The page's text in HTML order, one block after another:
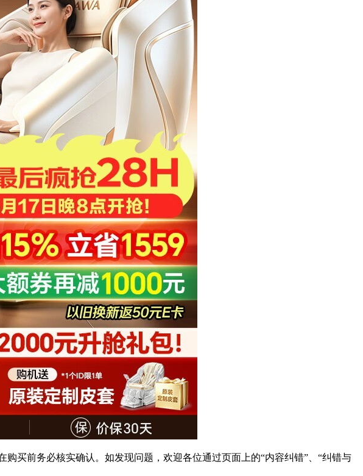
买前务必核实确认。如发现问题，欢迎各位通过页面上的“内容纠错”、“纠错与